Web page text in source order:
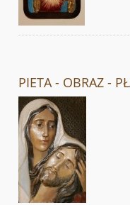
PIETA - OBRAZ -